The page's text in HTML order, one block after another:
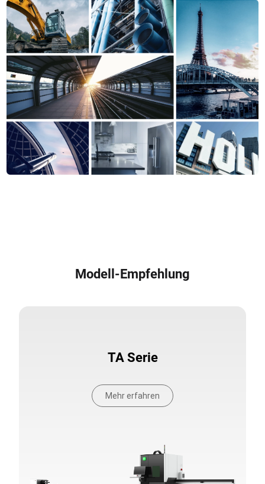
Modell-Empfehlung
TA Serie
Mehr erfahren